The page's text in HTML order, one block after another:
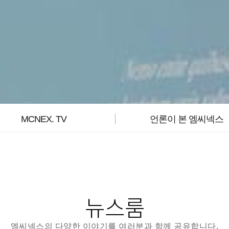
MCNEX. TV 언론이 본 엠씨넥스
뉴스룸
엠씨넥스의 다양한 이야기를 여러분과 함께 공유합니다.